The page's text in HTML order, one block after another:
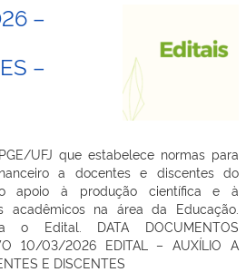
PARA
SELEÇÃO
–
–
UFJ que estabelece normas para
a docentes e discentes do
apoio à produção científica e à
acadêmicos na área da Educação.
Edital. DATA DOCUMENTOS
10/03/2026 EDITAL – AUXÍLIO A
E DISCENTES